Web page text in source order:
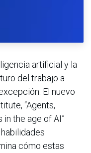
artificial y la
del trabajo a
El nuevo
“Agents,
in the age of AI”
cómo estas